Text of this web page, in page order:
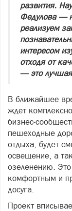
развития.
Федулова —
реализуем
интересом
отходя от
— это лучшая
В ближайшее
ждет
пешеходные
отдыха, будет
освещение, а
озеленению.
комфортным и
досуга.
Проект